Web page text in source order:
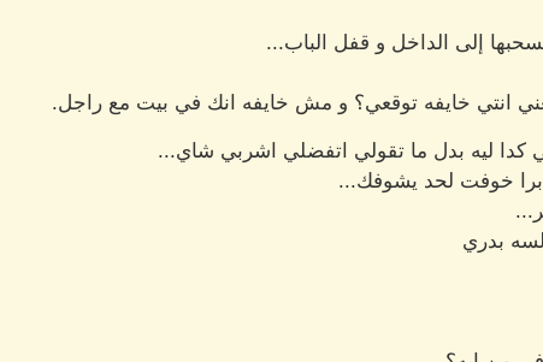
إلى الداخل و قفل الباب...
انتي خايفه توقعي؟ و مش خايفه انك في بيت مع راجل.
كدا ليه بدل ما تقولي اتفضلي اشربي شاي...
برا خوفت لحد يشوفك...
بدري